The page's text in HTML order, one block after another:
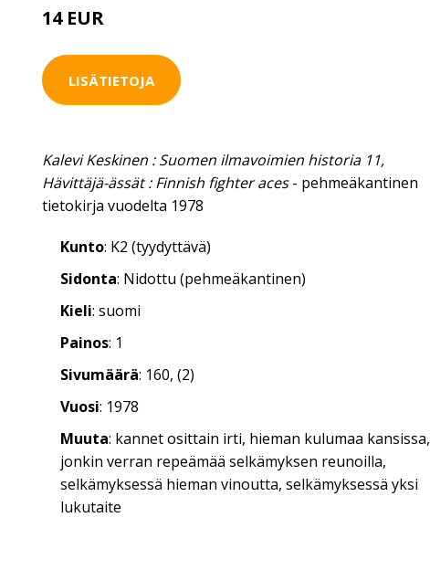
14 EUR
LISÄTIETOJA
Kalevi Keskinen : Suomen ilmavoimien historia 11,
Hävittäjä-ässät : Finnish fighter aces- pehmeäkantinen
tietokirja vuodelta 1978
Kunto: K2 (tyydyttävä)
Sidonta: Nidottu (pehmeäkantinen)
Kieli: suomi
Painos: 1
Sivumäärä: 160, (2)
Vuosi: 1978
Muuta: kannet osittain irti, hieman kulumaa kansissa,
jonkin verran repeämää selkämyksen reunoilla,
selkämyksessä hieman vinoutta, selkämyksessä yksi
lukutaite